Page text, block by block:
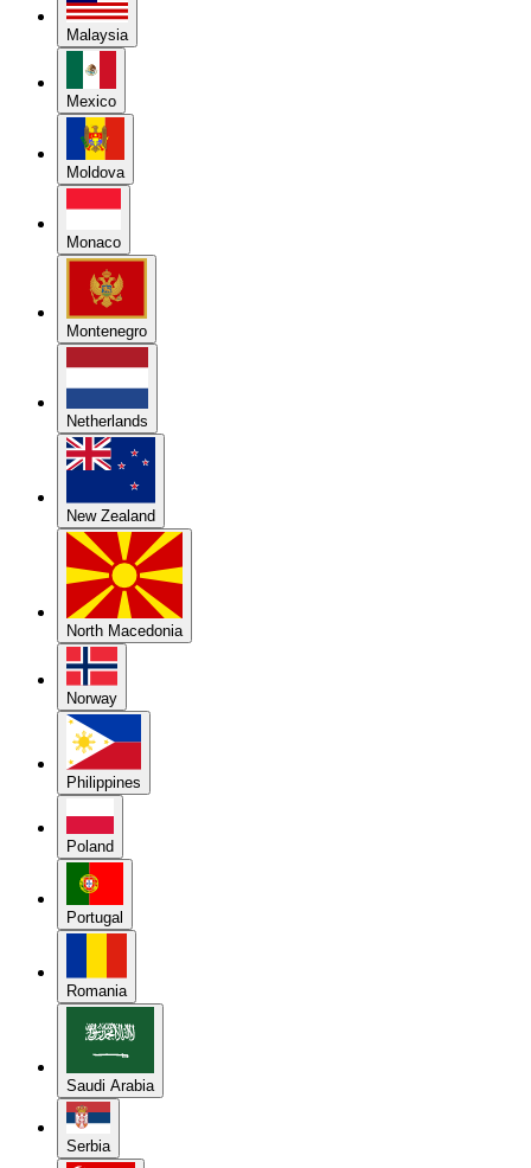
Malaysia
Mexico
Moldova
Monaco
Montenegro
Netherlands
New Zealand
North Macedonia
Norway
Philippines
Poland
Portugal
Romania
Saudi Arabia
Serbia